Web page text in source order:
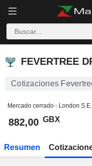
FEVERTREE
FEVERTREE
Cotizaciones
Mercado cerrado - London S.E.
882,00 GBX
Resumen